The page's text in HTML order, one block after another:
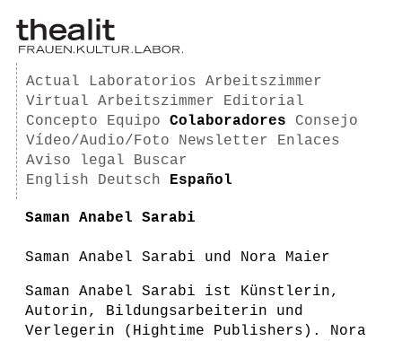
Actual Laboratorios
Arbeitszimmer
Virtual Arbeitszimmer
Editorial
Concepto
Equipo Colaboradores
Consejo
Vídeo/Audio/Foto
Newsletter
Enlaces
Aviso legal
Buscar
English
Deutsch Español
Saman Anabel Sarabi
Saman Anabel Sarabi und Nora Maier
Saman Anabel Sarabi ist Künstlerin,
Autorin, Bildungsarbeiterin und
Verlegerin (Hightime Publishers). Nora